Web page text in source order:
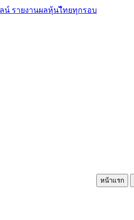
ลน์ รายงานผลหุ้นไืทยทุกรอบ
หน้าแรก